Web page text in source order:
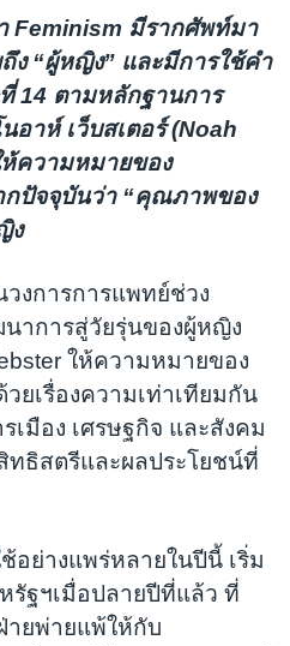
Feminism มีรากศัพท์มา
ง “ผู้หญิง” และมีการใช้คำ
14 ตามหลักฐานการ
าห์ เว็บสเตอร์ (Noah
ห้ความหมายของ
กปัจจุบันว่า “คุณภาพของ
ง
งการการแพทย์ช่วง
าการสู่วัยรุ่นของผู้หญิง
ให้ความหมายของ
ยเรื่องความเท่าเทียมกัน
เมือง เศรษฐกิจ และสังคม
ทธิสตรีและผลประโยชน์ที่
อย่างแพร่หลายในปีนี้ เริ่ม
รัฐฯเมื่อปลายปีที่แล้ว ที่
ายพ่ายแพ้ให้กับ